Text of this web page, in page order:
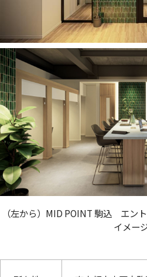
（左から）MID POINT 駒込 エン
イメー